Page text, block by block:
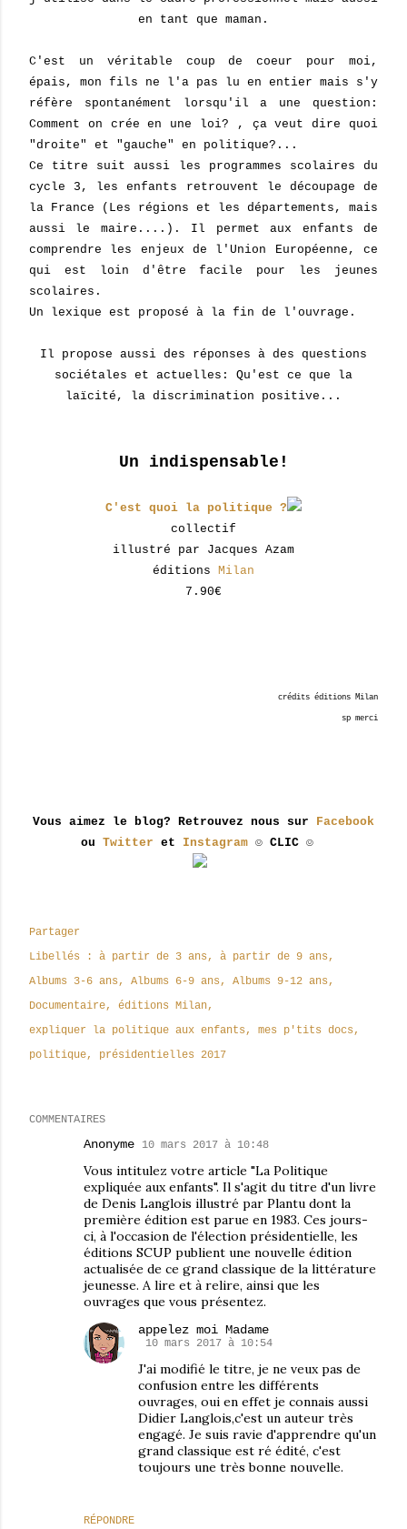
en tant que maman.
C'est un véritable coup de coeur pour moi,
épais, mon fils ne l'a pas lu en entier mais s'y
réfère spontanément lorsqu'il a une question:
Comment on crée en une loi? , ça veut dire quoi
"droite" et "gauche" en politique?...
Ce titre suit aussi les programmes scolaires du
cycle 3, les enfants retrouvent le découpage de
la France (Les régions et les départements, mais
aussi le maire....). Il permet aux enfants de
comprendre les enjeux de l'Union Européenne, ce
qui est loin d'être facile pour les jeunes
scolaires.
Un lexique est proposé à la fin de l'ouvrage.
Il propose aussi des réponses à des questions
sociétales et actuelles: Qu'est ce que la
laïcité, la discrimination positive...
Un indispensable!
C'est quoi la politique ?
collectif
illustré par Jacques Azam
éditions Milan
7.90€
crédits éditions Milan
sp merci
Vous aimez le blog? Retrouvez nous sur Facebook
ou Twitter et Instagram ☺ CLIC ☺
Partager
Libellés :
à partir de 3 ans
à partir de 9 ans
Albums 3-6 ans
Albums 6-9 ans
Albums 9-12 ans
Documentaire
éditions Milan
expliquer la politique aux enfants
mes p'tits docs
politique
présidentielles 2017
COMMENTAIRES
Anonyme 10 mars 2017 à 10:48
Vous intitulez votre article "La Politique
expliquée aux enfants". Il s'agit du titre d'un livre
de Denis Langlois illustré par Plantu dont la
première édition est parue en 1983. Ces jours-
ci, à l'occasion de l'élection présidentielle, les
éditions SCUP publient une nouvelle édition
actualisée de ce grand classique de la littérature
jeunesse. A lire et à relire, ainsi que les
ouvrages que vous présentez.
RÉPONDRE
appelez moi Madame
10 mars 2017 à 10:54
J'ai modifié le titre, je ne veux pas de
confusion entre les différents
ouvrages, oui en effet je connais aussi
Didier Langlois,c'est un auteur très
engagé. Je suis ravie d'apprendre qu'un
grand classique est ré édité, c'est
toujours une très bonne nouvelle.